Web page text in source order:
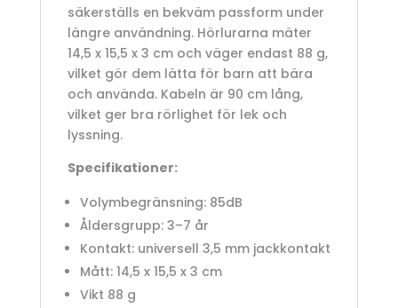
säkerställs en bekväm passform under
längre användning. Hörlurarna mäter
14,5 x 15,5 x 3 cm och väger endast 88 g,
vilket gör dem lätta för barn att bära
och använda. Kabeln är 90 cm lång,
vilket ger bra rörlighet för lek och
lyssning.
Specifikationer:
Volymbegränsning: 85dB
Åldersgrupp: 3–7 år
Kontakt: universell 3,5 mm jackkontakt
Mått: 14,5 x 15,5 x 3 cm
Vikt 88 g